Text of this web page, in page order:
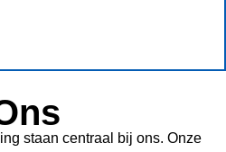
staan centraal bij ons. Onze